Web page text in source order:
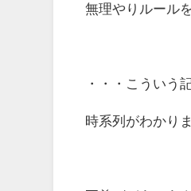
無理やりルール
・・・こういう
時系列がわかり